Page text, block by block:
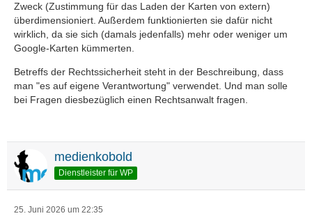
Zweck (Zustimmung für das Laden der Karten von extern)
überdimensioniert. Außerdem funktionierten sie dafür nicht
wirklich, da sie sich (damals jedenfalls) mehr oder weniger um
Google-Karten kümmerten.
Betreffs der Rechtssicherheit steht in der Beschreibung, dass
man "es auf eigene Verantwortung" verwendet. Und man solle
bei Fragen diesbezüglich einen Rechtsanwalt fragen.
medienkobold
Dienstleister für WP
25. Juni 2026 um 22:35